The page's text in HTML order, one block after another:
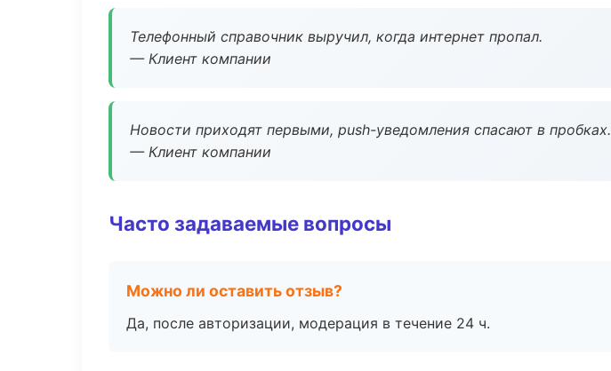
Телефонный справочник выручил, когда интернет пропал.
— Клиент компании
Новости приходят первыми, push-уведомления спасают в пробках.
— Клиент компании
Часто задаваемые вопросы
Можно ли оставить отзыв?
Да, после авторизации, модерация в течение 24 ч.